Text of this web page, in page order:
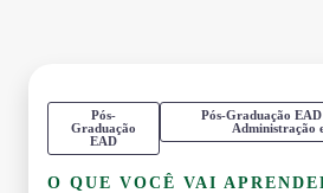
Pós-
Graduação
EAD
Pós-Graduação EAD
Administração
O QUE VOCÊ VAI